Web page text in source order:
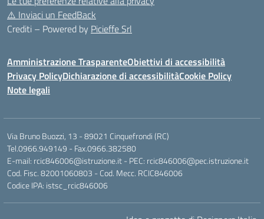
⚠️ Inviaci un FeedBack
Crediti – Powered by Picieffe Srl
Amministrazione TrasparenteObiettivi di accessibilità
Privacy PolicyDichiarazione di accessibilitàCookie Policy
Note legali
Via Bruno Buozzi, 13 - 89021 Cinquefrondi (RC)
Tel.0966.949149 - Fax.0966.382580
E-mail: rcic846006@istruzione.it - PEC: rcic846006@pec.istruzione.it
Cod. Fisc. 82001060803 - Cod. Mecc. RCIC846006
Codice IPA: istsc_rcic846006